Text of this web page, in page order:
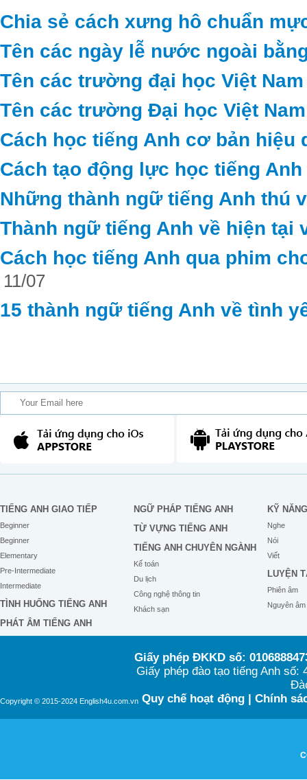
Chia sẻ cách xưng hô chuẩn
Tên các ngày lễ nước ngoài
Tên các trường đại học Việt
Tên các trường Đại học Việt
Cách học tiếng Anh cơ bản hiệu
Cách tạo động lực học tiếng
Những thành ngữ tiếng Anh thú
Thành ngữ tiếng Anh về hiện tại
Cách học tiếng Anh qua phim
11/07
15 thành ngữ tiếng Anh về tình
TIẾNG ANH GIAO TIẾP
Beginner
Beginner
Elementary
Pre-Intermediate
Intermediate
TÌNH HUỐNG TIẾNG ANH
PHÁT ÂM TIẾNG ANH
NGỮ PHÁP TIẾNG ANH
TỪ VỰNG TIẾNG ANH
TIẾNG ANH CHUYÊN NGÀNH
Kế toán
Du lịch
Công nghệ thông tin
Khách sạn
KỸ NĂNG
Nghe
Nói
Viết
LUYỆN
Phiên âm
Nguyên âm
Copyright © 2015-2024 English4u.com.vn
Giấy phép ĐKKD số:
Giấy phép đào tạo tiếng Anh
Quy chế hoạt động| Chính